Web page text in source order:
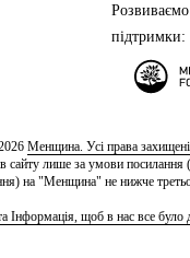
підтримки:
Менщина. Усі права захищені.
сайту лише за умови посилання
на "Менщина" не нижче
Інформація, щоб в нас все було